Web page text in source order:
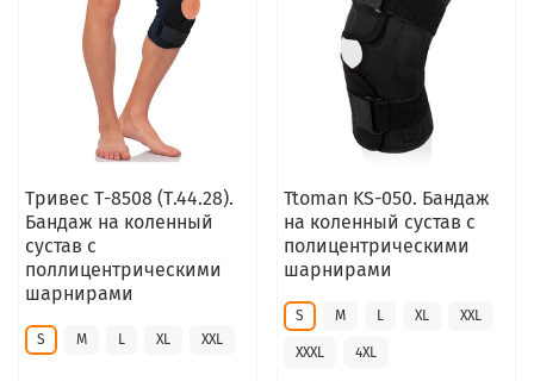
Тривес Т-8508 (Т.44.28).
Бандаж на коленный
сустав с
поллицентрическими
шарнирами
S M L XL XXL
Ttoman KS-050. Бандаж
на коленный сустав с
полицентрическими
шарнирами
S M L XL XXL
XXXL 4XL